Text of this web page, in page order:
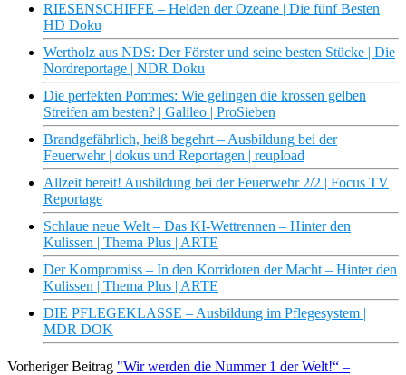
RIESENSCHIFFE – Helden der Ozeane | Die fünf Besten
HD Doku
Wertholz aus NDS: Der Förster und seine besten Stücke | Die
Nordreportage | NDR Doku
Die perfekten Pommes: Wie gelingen die krossen gelben
Streifen am besten? | Galileo | ProSieben
Brandgefährlich, heiß begehrt – Ausbildung bei der
Feuerwehr | dokus und Reportagen | reupload
Allzeit bereit! Ausbildung bei der Feuerwehr 2/2 | Focus TV
Reportage
Schlaue neue Welt – Das KI-Wettrennen – Hinter den
Kulissen | Thema Plus | ARTE
Der Kompromiss – In den Korridoren der Macht – Hinter den
Kulissen | Thema Plus | ARTE
DIE PFLEGEKLASSE – Ausbildung im Pflegesystem |
MDR DOK
Vorheriger Beitrag "Wir werden die Nummer 1 der Welt!“ –